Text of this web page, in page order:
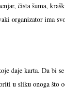
čista šuma,
organizator ima
daje karta. Da bi
u sliku onoga što